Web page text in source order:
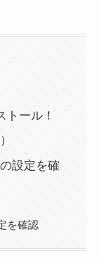
トール！
設定を確
を確認